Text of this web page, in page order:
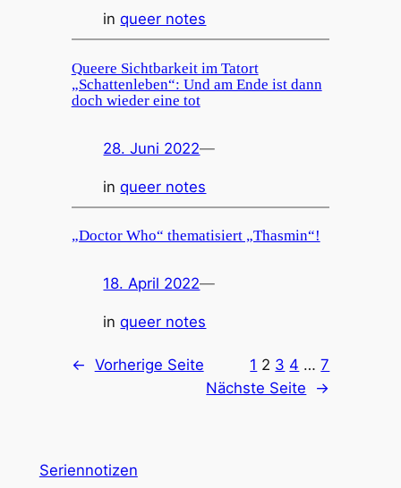
inqueer notes
Queere Sichtbarkeit im Tatort
„Schattenleben“: Und am Ende ist dann
doch wieder eine tot
28. Juni 2022—
inqueer notes
„Doctor Who“ thematisiert „Thasmin“!
18. April 2022—
inqueer notes
← Vorherige Seite 1 2 3 4 … 7
Nächste Seite
→
Seriennotizen